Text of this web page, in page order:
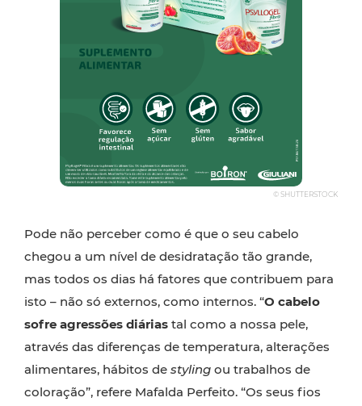
© SHUTTERSTOCK
Pode não perceber como é que o seu cabelo
chegou a um nível de desidratação tão grande,
mas todos os dias há fatores que contribuem para
isto – não só externos, como internos. “O cabelo
sofre agressões diárias tal como a nossa pele,
através das diferenças de temperatura, alterações
alimentares, hábitos de styling ou trabalhos de
coloração”, refere Mafalda Perfeito. “Os seus fios